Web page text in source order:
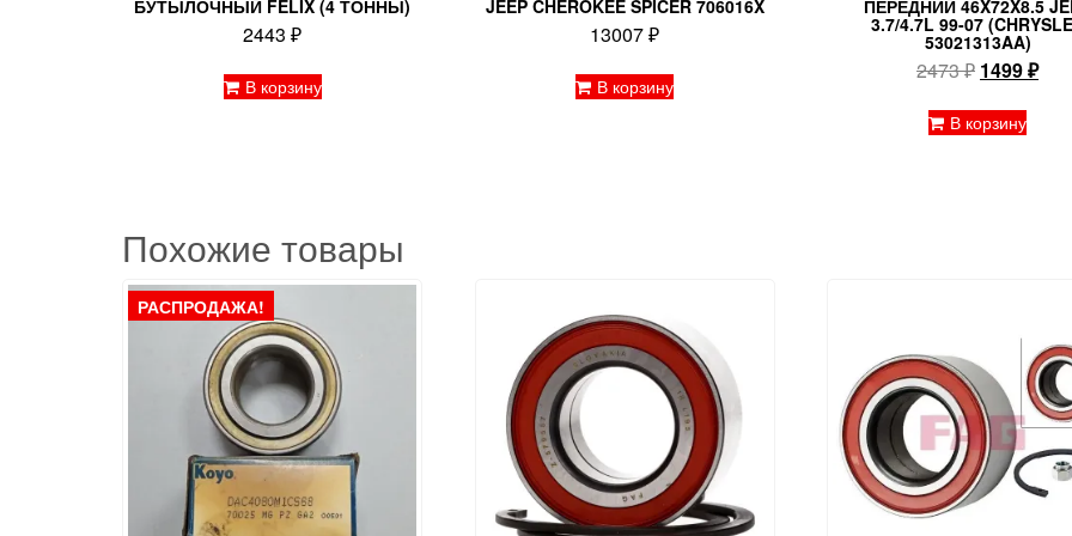
БУТЫЛОЧНЫЙ FELIX (4 ТОННЫ)
2443₽
В корзину
JEEP CHEROKEE SPICER 706016X
13007₽
В корзину
ПЕРЕДНИЙ 46X72X8.5
3.7/4.7L 99-07
53021313AA)
2473₽
составляла
1499₽
В корзину
Похожие товары
РАСПРОДАЖА!